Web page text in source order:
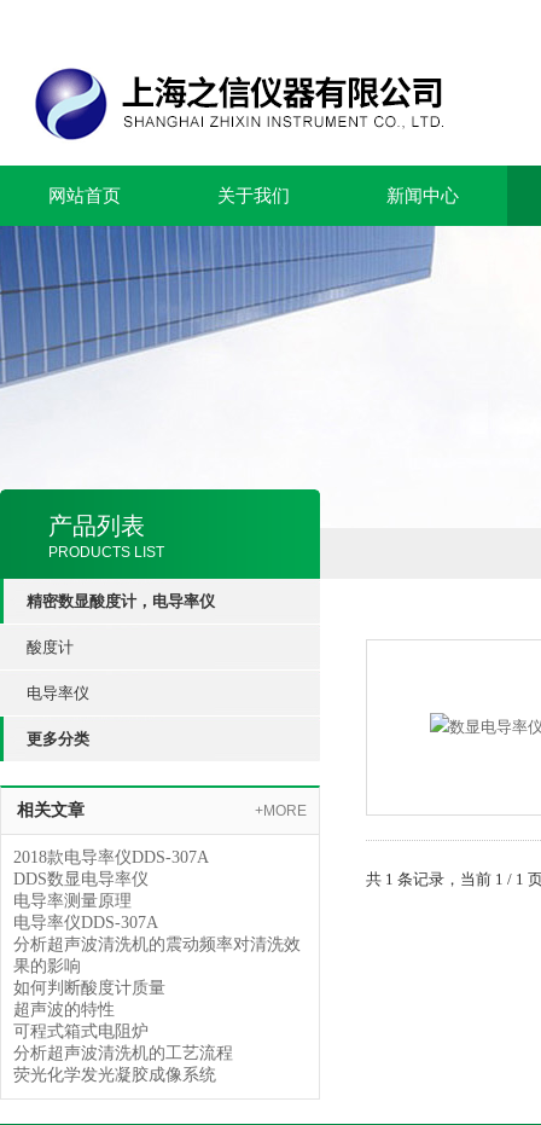
网站首页 关于我们 新闻中心
产品列表
PRODUCTS LIST
精密数显酸度计，电导率仪
酸度计
电导率仪
更多分类
相关文章 +MORE
2018款电导率仪DDS-307A
DDS数显电导率仪
电导率测量原理
电导率仪DDS-307A
分析超声波清洗机的震动频率对清洗效
果的影响
如何判断酸度计质量
超声波的特性
可程式箱式电阻炉
分析超声波清洗机的工艺流程
荧光化学发光凝胶成像系统
共 1 条记录，当前 1 / 1